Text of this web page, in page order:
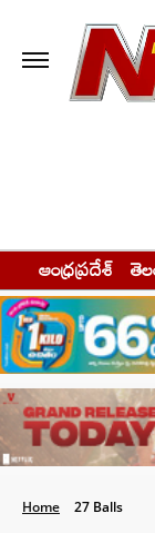
ఆంధ్రప్రదేశ్
Home 27 Balls